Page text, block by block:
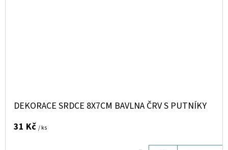
DEKORACE SRDCE 8X7CM BAVLNA ČRV S PUTNÍKY
31 Kč / ks